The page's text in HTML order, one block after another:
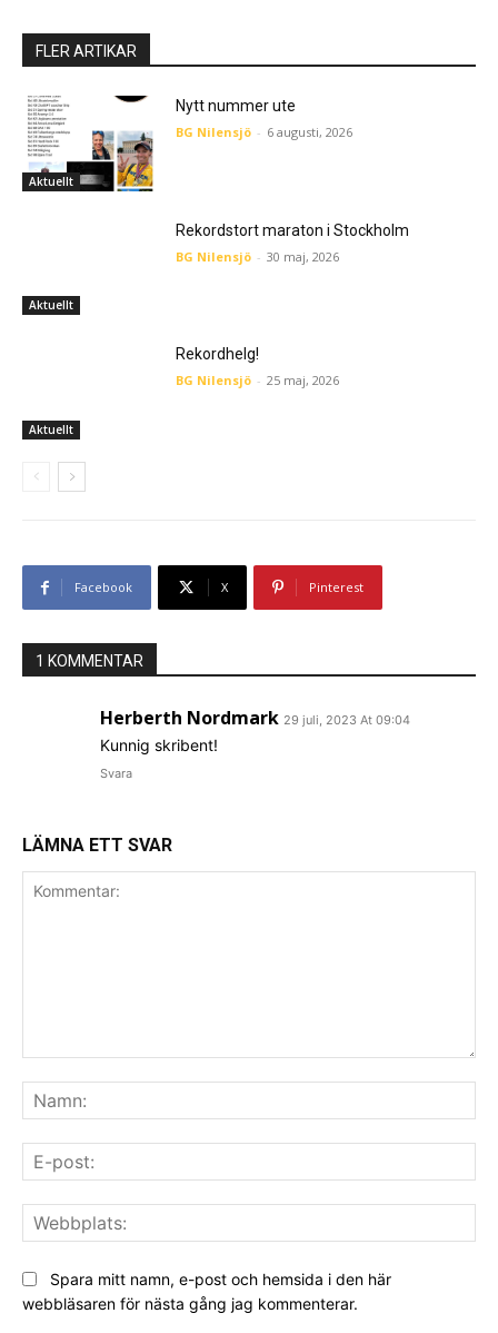
FLER ARTIKAR
Aktuellt
Nytt nummer ute
BG Nilensjö - 6 augusti, 2026
Aktuellt
Rekordstort maraton i Stockholm
BG Nilensjö - 30 maj, 2026
Aktuellt
Rekordhelg!
BG Nilensjö - 25 maj, 2026
Facebook X Pinterest
1 KOMMENTAR
Herberth Nordmark 29 juli, 2023 At 09:04
Kunnig skribent!
Svara
LÄMNA ETT SVAR
Spara mitt namn, e-post och hemsida i den här
webbläsaren för nästa gång jag kommenterar.